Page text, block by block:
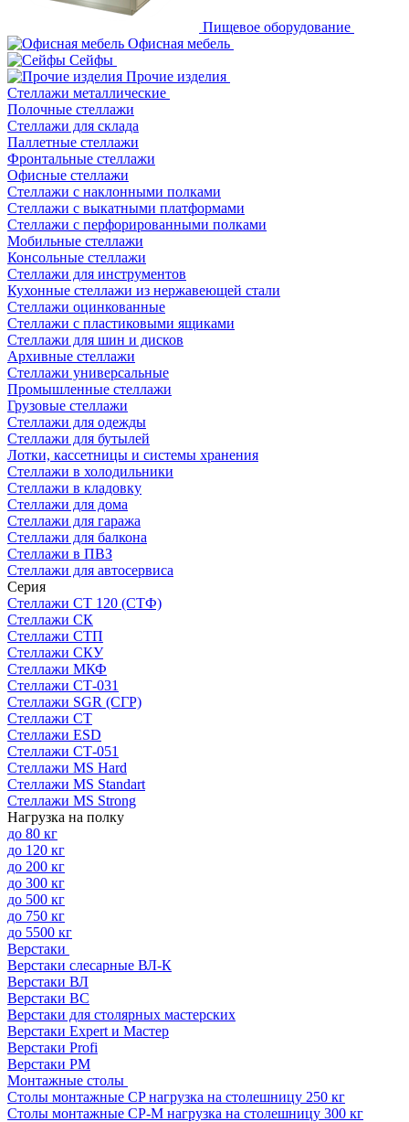
Пищевое оборудование
Офисная мебель
Сейфы
Прочие изделия
Стеллажи металлические
Полочные стеллажи
Стеллажи для склада
Паллетные стеллажи
Фронтальные стеллажи
Офисные стеллажи
Стеллажи с наклонными полками
Стеллажи с выкатными платформами
Стеллажи с перфорированными полками
Мобильные стеллажи
Консольные стеллажи
Стеллажи для инструментов
Кухонные стеллажи из нержавеющей стали
Стеллажи оцинкованные
Стеллажи с пластиковыми ящиками
Стеллажи для шин и дисков
Архивные стеллажи
Стеллажи универсальные
Промышленные стеллажи
Грузовые стеллажи
Стеллажи для одежды
Стеллажи для бутылей
Лотки, кассетницы и системы хранения
Стеллажи в холодильники
Стеллажи в кладовку
Стеллажи для дома
Стеллажи для гаража
Стеллажи для балкона
Стеллажи в ПВЗ
Стеллажи для автосервиса
Серия
Стеллажи СТ 120 (СТФ)
Стеллажи СК
Стеллажи СТП
Стеллажи СКУ
Стеллажи МКФ
Стеллажи СТ-031
Стеллажи SGR (СГР)
Стеллажи СТ
Стеллажи ESD
Стеллажи СТ-051
Стеллажи MS Hard
Стеллажи MS Standart
Стеллажи MS Strong
Нагрузка на полку
до 80 кг
до 120 кг
до 200 кг
до 300 кг
до 500 кг
до 750 кг
до 5500 кг
Верстаки
Верстаки слесарные ВЛ-К
Верстаки ВЛ
Верстаки ВС
Верстаки для столярных мастерских
Верстаки Expert и Мастер
Верстаки Profi
Верстаки РМ
Монтажные столы
Столы монтажные СP нагрузка на столешницу 250 кг
Столы монтажные СР-М нагрузка на столешницу 300 кг